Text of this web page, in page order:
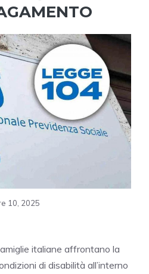
10, 2025
italiane affrontano la
di disabilità all’interno